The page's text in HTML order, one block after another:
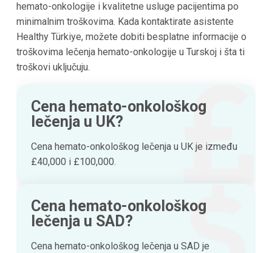
hemato-onkologije i kvalitetne usluge pacijentima po
minimalnim troškovima. Kada kontaktirate asistente
Healthy Türkiye, možete dobiti besplatne informacije o
troškovima lečenja hemato-onkologije u Turskoj i šta ti
troškovi uključuju.
Cena hemato-onkološkog
lečenja u UK?
Cena hemato-onkološkog lečenja u UK je između
£40,000 i £100,000.
Cena hemato-onkološkog
lečenja u SAD?
Cena hemato-onkološkog lečenja u SAD je